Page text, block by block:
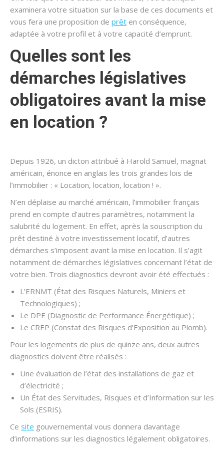
examinera votre situation sur la base de ces documents et
vous fera une proposition de prêt en conséquence,
adaptée à votre profil et à votre capacité d’emprunt.
Quelles sont les
démarches législatives
obligatoires avant la mise
en location ?
Depuis 1926, un dicton attribué à Harold Samuel, magnat
américain, énonce en anglais les trois grandes lois de
l’immobilier : « Location, location, location ! ».
N’en déplaise au marché américain, l’immobilier français
prend en compte d’autres paramètres, notamment la
salubrité du logement. En effet, après la souscription du
prêt destiné à votre investissement locatif, d’autres
démarches s’imposent avant la mise en location. Il s’agit
notamment de démarches législatives concernant l’état de
votre bien. Trois diagnostics devront avoir été effectués :
L’ERNMT (État des Risques Naturels, Miniers et
Technologiques) ;
Le DPE (Diagnostic de Performance Énergétique) ;
Le CREP (Constat des Risques d’Exposition au Plomb).
Pour les logements de plus de quinze ans, deux autres
diagnostics doivent être réalisés :
Une évaluation de l’état des installations de gaz et
d’électricité ;
Un État des Servitudes, Risques et d’Information sur les
Sols (ESRIS).
Ce site gouvernemental vous donnera davantage
d’informations sur les diagnostics légalement obligatoires.